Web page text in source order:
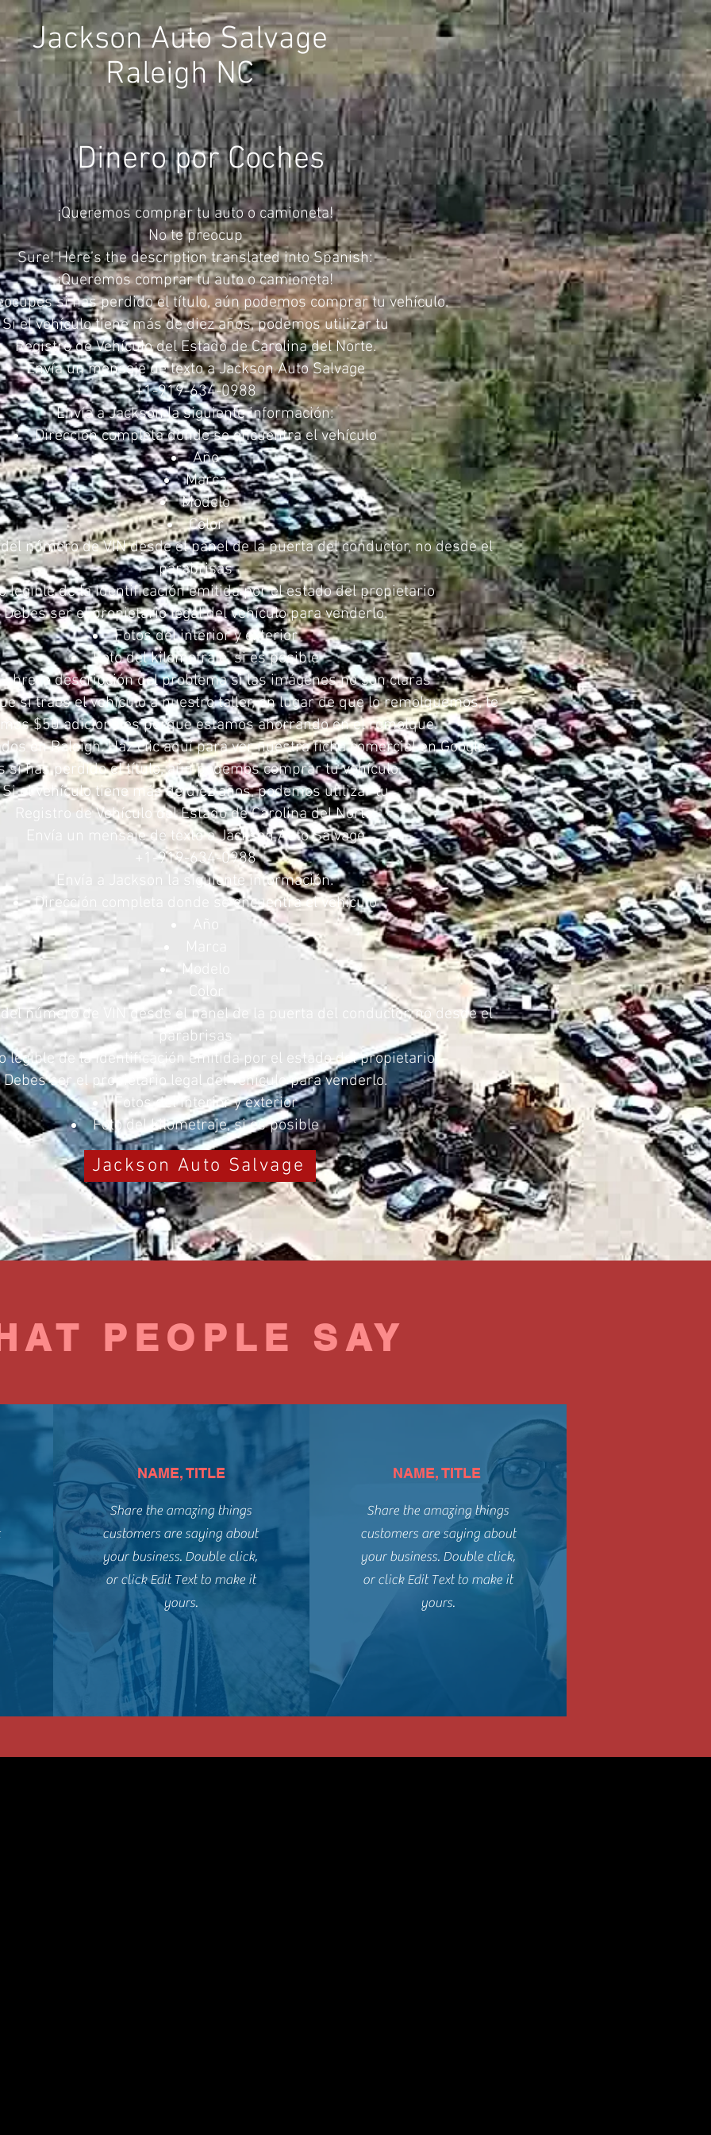
Jackson Auto Salvage
Raleigh NC
Dinero por Coches
¡Queremos comprar tu auto o camioneta!
No te preocup
Sure! Here’s the description translated into Spanish:
¡Queremos comprar tu auto o camioneta!
si has perdido el título, aún podemos comprar tu vehículo.
Si el vehículo tiene más de diez años, podemos utilizar tu
Registro de Vehículo del Estado de Carolina del Norte.
Envía un mensaje de texto a Jackson Auto Salvage
+1-919-634-0988
Envía a Jackson la siguiente información:
Dirección completa donde se encuentra el vehículo
Año
Marca
Modelo
Color
número de VIN desde el panel de la puerta del conductor, no desde el
parabrisas
legible de la identificación emitida por el estado del propietario
Debes ser el propietario legal del vehículo para venderlo.
Fotos del interior y exterior
Foto del kilometraje, si es posible
breve descripción del problema si las imágenes no son claras
si traes el vehículo a nuestro taller, en lugar de que lo remolquemos, te
$50 adicionales porque estamos ahorrando en el remolque.
en Raleigh. Haz clic aquí para ver nuestra ficha comercial en Google.
si has perdido el título, aún podemos comprar tu vehículo.
Si el vehículo tiene más de diez años, podemos utilizar tu
Registro de Vehículo del Estado de Carolina del Norte.
Envía un mensaje de texto a Jackson Auto Salvage
+1-919-634-0988
Envía a Jackson la siguiente información:
Dirección completa donde se encuentra el vehículo
Año
Modelo
Color
número de VIN desde el panel de la puerta del conductor, no desde el
parabrisas
legible de la identificación emitida por el estado del propietario
Debes ser el propietario legal del vehículo para venderlo.
Fotos del interior y exterior
Foto del kilometraje, si es posible
Jackson Auto Salvage
PEOPLE SAY
NAME, TITLE
Share the amazing things
customers are saying about
your business. Double click,
or click Edit Text to make it
yours.
NAME, TITLE
Share the amazing things
customers are saying about
your business. Double click,
or click Edit Text to make it
yours.